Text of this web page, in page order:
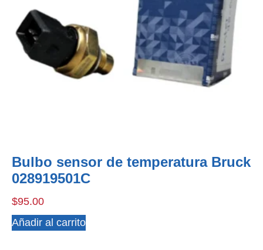
Bulbo sensor de temperatura Bruck
028919501C
$95.00
Añadir al carrito